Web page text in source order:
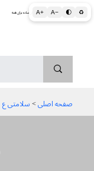
A+ A− 🌓 ♻ اطلاعات پزشکی و بهداشتی به زبان ساده برای همه
صفحه اصلی > سلامتی ع